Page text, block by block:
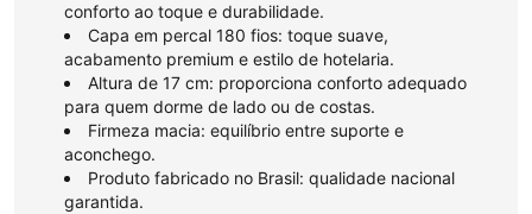
conforto ao toque e durabilidade.
Capa em percal 180 fios: toque suave,
acabamento premium e estilo de hotelaria.
Altura de 17 cm: proporciona conforto adequado
para quem dorme de lado ou de costas.
Firmeza macia: equilíbrio entre suporte e
aconchego.
Produto fabricado no Brasil: qualidade nacional
garantida.